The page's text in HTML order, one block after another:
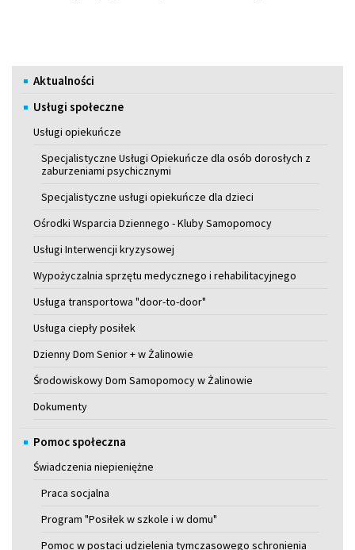
Menu
Aktualności
Usługi społeczne
Usługi opiekuńcze
Specjalistyczne Usługi Opiekuńcze dla osób dorosłych z
zaburzeniami psychicznymi
Specjalistyczne usługi opiekuńcze dla dzieci
Ośrodki Wsparcia Dziennego - Kluby Samopomocy
Usługi Interwencji kryzysowej
Wypożyczalnia sprzętu medycznego i rehabilitacyjnego
Usługa transportowa "door-to-door"
Usługa ciepły posiłek
Dzienny Dom Senior + w Żalinowie
Środowiskowy Dom Samopomocy w Żalinowie
Dokumenty
Pomoc społeczna
Świadczenia niepieniężne
Praca socjalna
Program "Posiłek w szkole i w domu"
Pomoc w postaci udzielenia tymczasowego schronienia